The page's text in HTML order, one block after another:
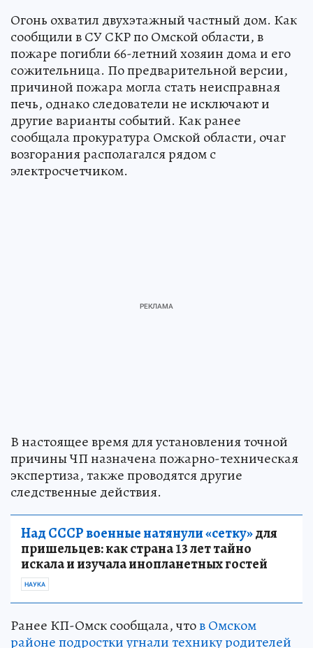
Огонь охватил двухэтажный частный дом. Как
сообщили в СУ СКР по Омской области, в
пожаре погибли 66-летний хозяин дома и его
сожительница. По предварительной версии,
причиной пожара могла стать неисправная
печь, однако следователи не исключают и
другие варианты событий. Как ранее
сообщала прокуратура Омской области, очаг
возгорания располагался рядом с
электросчетчиком.
В настоящее время для установления точной
причины ЧП назначена пожарно-техническая
экспертиза, также проводятся другие
следственные действия.
Над СССР военные натянули «сетку»для
пришельцев: как страна 13 лет тайно
искала и изучала инопланетных гостей
НАУКА
Ранее КП-Омск сообщала, чтов Омском
районе подростки угнали технику родителей